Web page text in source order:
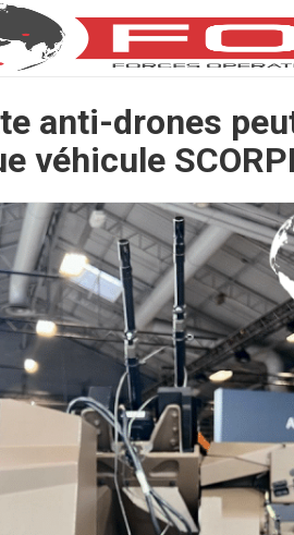
anti-drones
véhicule